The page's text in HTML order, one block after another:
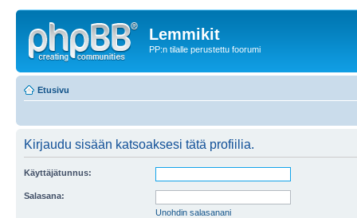
Lemmikit
PP:n tilalle perustettu foorumi
Etusivu
Kirjaudu sisään katsoaksesi tätä profiilia.
Käyttäjätunnus:
Salasana:
Unohdin salasanani